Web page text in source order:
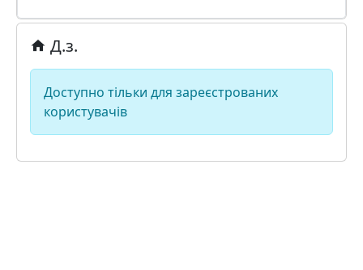
Д.з.
Доступно тільки для зареєстрованих
користувачів